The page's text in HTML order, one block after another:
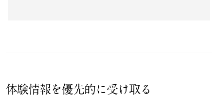
体験情報を優先的に受け取る